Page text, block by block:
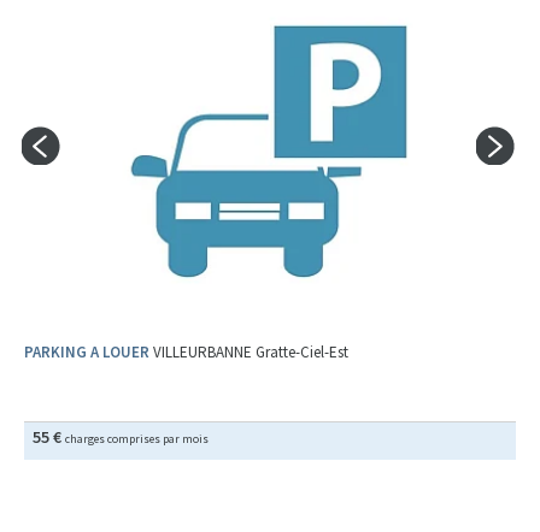
PARKING A LOUER VILLEURBANNE Gratte-Ciel-Est
55 € charges comprises par mois